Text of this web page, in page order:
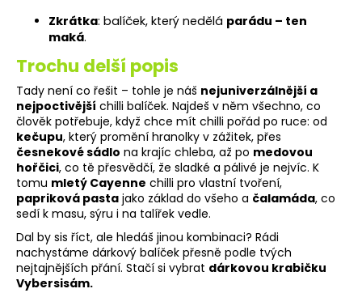
Zkrátka: balíček, který nedělá parádu – ten
maká.
Trochu delší popis
Tady není co řešit – tohle je náš nejuniverzálnější a
nejpoctivější chilli balíček. Najdeš v něm všechno, co
člověk potřebuje, když chce mít chilli pořád po ruce: od
kečupu, který promění hranolky v zážitek, přes
česnekové sádlo na krajíc chleba, až po medovou
hořčici, co tě přesvědčí, že sladké a pálivé je nejvíc. K
tomu mletý Cayenne chilli pro vlastní tvoření,
papriková pasta jako základ do všeho a čalamáda, co
sedí k masu, sýru i na talířek vedle.
Dal by sis říct, ale hledáš jinou kombinaci? Rádi
nachystáme dárkový balíček přesně podle tvých
nejtajnějších přání. Stačí si vybrat dárkovou krabičku
Vybersisám.